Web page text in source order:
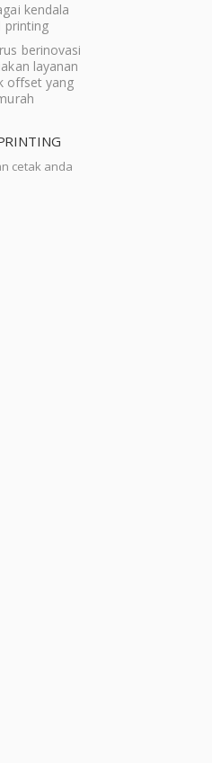
kendala
printing
berinovasi
layanan
offset yang
cetak anda